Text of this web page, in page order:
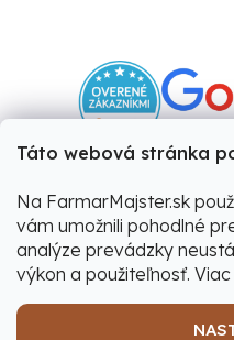
Táto webová stránka
Na FarmarMajster.sk
vám umožnili pohodlné
analýze prevádzky
výkon a použiteľnosť.